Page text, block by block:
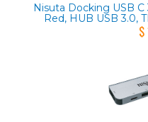
Nisuta Docking USB C
Red, HUB USB 3.0,
$